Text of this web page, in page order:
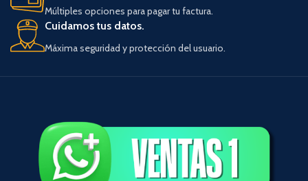
Múltiples opciones para pagar tu factura.
Cuidamos tus datos.
Máxima seguridad y protección del usuario.